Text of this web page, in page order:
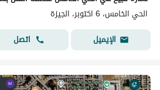
الحي الخامس، 6 اكتوبر، الجيزة
الإيميل
اتصل